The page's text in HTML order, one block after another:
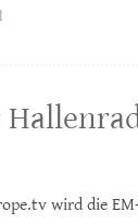
wird die